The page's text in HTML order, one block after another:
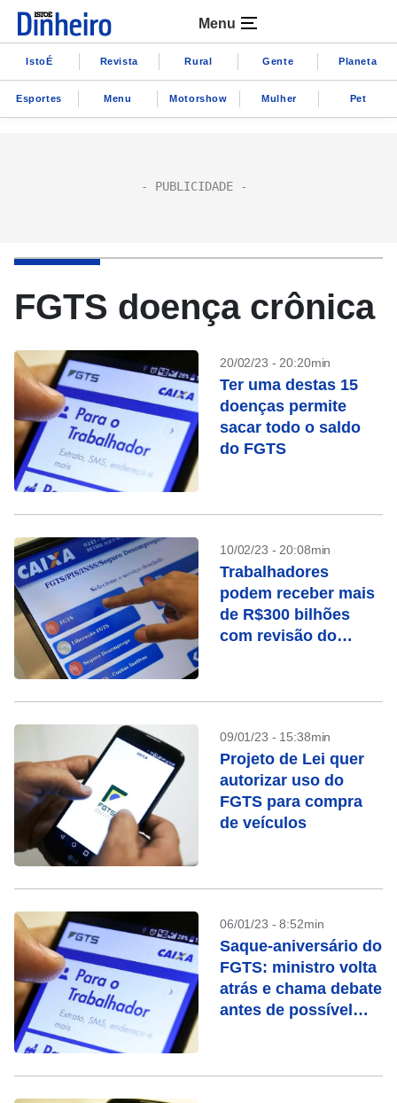
Menu
IstoÉ Revista Rural Gente Planeta
Esportes Menu Motorshow Mulher Pet
FGTS doença crônica
20/02/23 - 20:20min
Ter uma destas 15
doenças permite
sacar todo o saldo
do FGTS
10/02/23 - 20:08min
Trabalhadores
podem receber mais
de R$300 bilhões
com revisão do
09/01/23 - 15:38min
Projeto de Lei quer
autorizar uso do
FGTS para compra
de veículos
06/01/23 - 8:52min
Saque-aniversário do
FGTS: ministro volta
atrás e chama debate
antes de possível